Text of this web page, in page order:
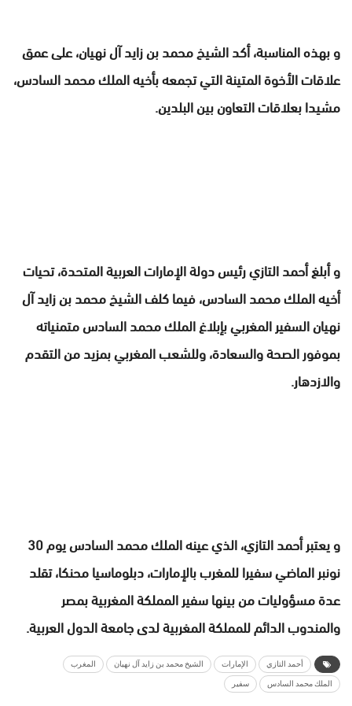
و بهذه المناسبة، أكد الشيخ محمد بن زايد آل نهيان، على عمق
علاقات الأخوة المتينة التي تجمعه بأخيه الملك محمد السادس،
مشيدا بعلاقات التعاون بين البلدين.
و أبلغ أحمد التازي رئيس دولة الإمارات العربية المتحدة، تحيات
أخيه الملك محمد السادس، فيما كلف الشيخ محمد بن زايد آل
نهيان السفير المغربي بإبلاغ الملك محمد السادس متمنياته
بموفور الصحة والسعادة، وللشعب المغربي بمزيد من التقدم
والازدهار.
و يعتبر أحمد التازي، الذي عينه الملك محمد السادس يوم 30
نونبر الماضي سفيرا للمغرب بالإمارات، دبلوماسيا محنكا، تقلد
عدة مسؤوليات من بينها سفير المملكة المغربية بمصر
والمندوب الدائم للمملكة المغربية لدى جامعة الدول العربية.
أحمد التازي الإمارات الشيخ محمد بن زايد آل نهيان المغرب
الملك محمد السادس سفير